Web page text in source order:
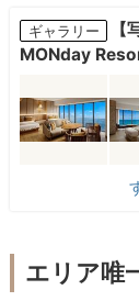
ギャラリー
MONday
エリア唯